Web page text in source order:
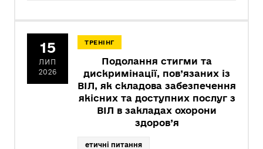
15
ЛИП
2026
ТРЕНІНГ
Подолання стигми та
дискримінації, пов’язаних із
ВІЛ, як складова забезпечення
якісних та доступних послуг з
ВІЛ в закладах охорони
здоров’я
етичні питання